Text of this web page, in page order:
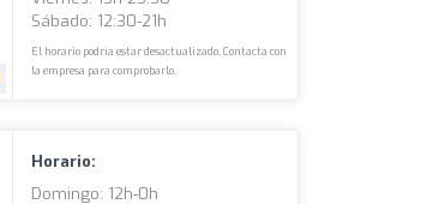
Sábado: 12:30-21h
El horario podría estar desactualizado. Contacta con
la empresa para comprobarlo.
Horario:
Domingo: 12h-0h